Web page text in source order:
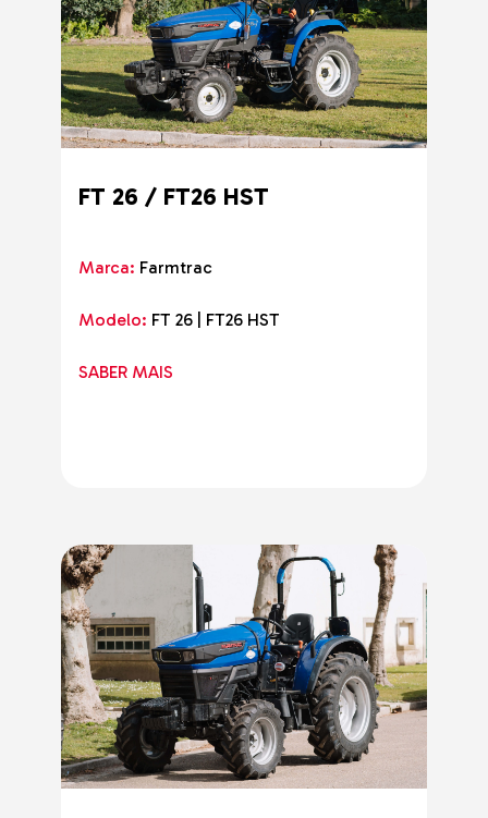
FT 26 / FT26 HST
Marca: Farmtrac
Modelo: FT 26 | FT26 HST
SABER MAIS